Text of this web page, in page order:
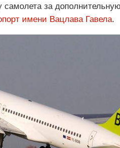
самолета за
имени Вацлава Гавела.